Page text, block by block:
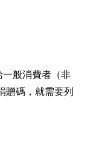
般消費者（非
贈碼，就需要列